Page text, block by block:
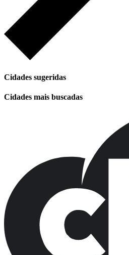
Cidades sugeridas
Cidades mais buscadas